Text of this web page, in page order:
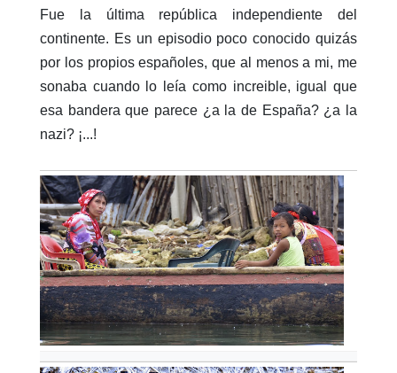
Fue la última república independiente del
continente. Es un episodio poco conocido quizás
por los propios españoles, que al menos a mi, me
sonaba cuando lo leía como increible, igual que
esa bandera que parece ¿a la de España? ¿a la
nazi? ¡...!